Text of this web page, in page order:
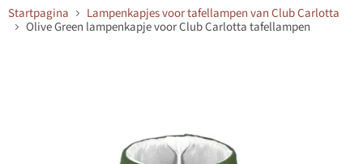
Startpagina
Lampenkapjes voor tafellampen van Club Carlotta
Olive Green lampenkapje voor Club Carlotta tafellampen